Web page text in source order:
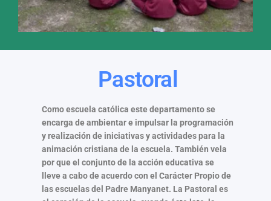
Pastoral
Como escuela católica este departamento se
encarga de ambientar e impulsar la programación
y realización de iniciativas y actividades para la
animación cristiana de la escuela. También vela
por que el conjunto de la acción educativa se
lleve a cabo de acuerdo con el Carácter Propio de
las escuelas del Padre Manyanet. La Pastoral es